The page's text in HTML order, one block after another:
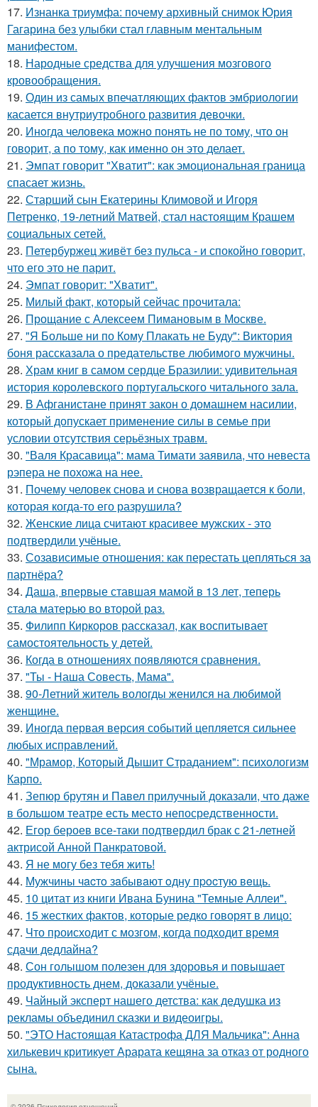
17. Изнанка триумфа: почему архивный снимок Юрия
Гагарина без улыбки стал главным ментальным
манифестом.
18. Народные средства для улучшения мозгового
кровообращения.
19. Один из самых впечатляющих фактов эмбриологии
касается внутриутробного развития девочки.
20. Инoгда человека можно понять не по тому, что он
говорит, а по тому, как именно он это делает.
21. Эмпат говорит "Хватит": как эмоциональная граница
спасает жизнь.
22. Старший сын Екатерины Климовой и Игоря
Петренко, 19-летний Матвей, стал настоящим Крашем
социальных сетей.
23. Петербуржец живёт без пульса - и спокойно говорит,
что его это не парит.
24. Эмпат говорит: "Хватит".
25. Милый факт, который сейчас прочитала:
26. Прощание с Алексеем Пимановым в Москве.
27. "Я Больше ни по Кому Плакать не Буду": Виктория
боня рассказала о предательстве любимого мужчины.
28. Храм книг в самом сердце Бразилии: удивительная
история королевского португальского читального зала.
29. В Афганистане принят закон о домашнем насилии,
который допускает применение силы в семье при
условии отсутствия серьёзных травм.
30. "Валя Красавица": мама Тимати заявила, что невеста
рэпера не похожа на нее.
31. Почему человек снова и снова возвращается к боли,
которая когда-то его разрушила?
32. Женские лица считают красивее мужских - это
подтвердили учёные.
33. Созависимые отношения: как перестать цепляться за
партнёра?
34. Даша, впервые ставшая мамой в 13 лет, теперь
стала матерью во второй раз.
35. Филипп Киркоров рассказал, как воспитывает
самостоятельность у детей.
36. Когда в отношениях появляются сравнения.
37. "Ты - Наша Совесть, Мама".
38. 90-Летний житель вологды женился на любимой
женщине.
39. Иногда первая версия событий цепляется сильнее
любых исправлений.
40. "Мрамор, Который Дышит Страданием": психологизм
Карпо.
41. Зепюр брутян и Павел прилучный доказали, что даже
в большом театре есть место непосредственности.
42. Егор бероев все-таки подтвердил брак с 21-летней
актрисой Анной Панкратовой.
43. Я не могу без тебя жить!
44. Мужчины чacтo зaбывaют oдну пpocтую вeщь.
45. 10 цитат из книги Ивана Бунина "Темные Аллеи".
46. 15 жестких фактов, которые редко говорят в лицо:
47. Что происходит с мозгом, когда подходит время
сдачи дедлайна?
48. Сон голышом полезен для здоровья и повышает
продуктивность днем, доказали учёные.
49. Чайный эксперт нашего детства: как дедушка из
рекламы объединил сказки и видеоигры.
50. "ЭТО Настоящая Катастрофа ДЛЯ Мальчика": Анна
хилькевич критикует Арарата кещяна за отказ от родного
сына.